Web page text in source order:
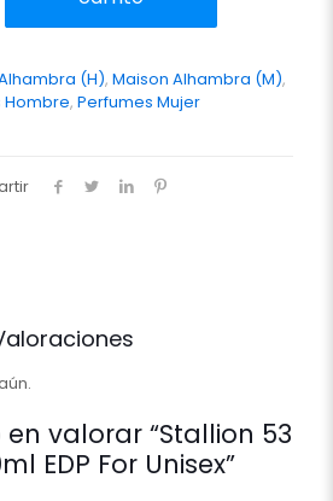
(H), Maison Alhambra (M),
Hombre, Perfumes Mujer
valorar “Stallion 53
EDP For Unisex”